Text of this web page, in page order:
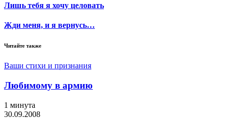
Лишь тебя я хочу целовать
Жди меня, и я вернусь…
Читайте также
Ваши стихи и признания
Любимому в армию
1 минута
30.09.2008